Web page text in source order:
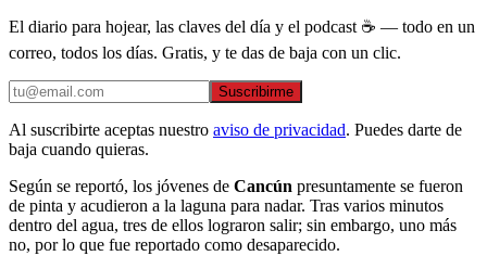
El diario para hojear, las claves del día y el podcast ☕ — todo en un
correo, todos los días. Gratis, y te das de baja con un clic.
Suscribirme
Al suscribirte aceptas nuestro aviso de privacidad. Puedes darte de
baja cuando quieras.
Según se reportó, los jóvenes de Cancún presuntamente se fueron
de pinta y acudieron a la laguna para nadar. Tras varios minutos
dentro del agua, tres de ellos lograron salir; sin embargo, uno más
no, por lo que fue reportado como desaparecido.